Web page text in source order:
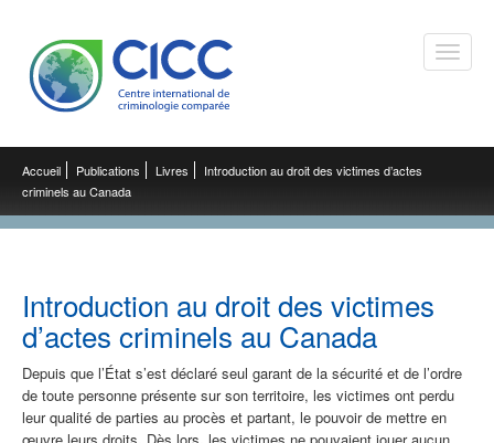
Toggle
Accueil Publications Livres
Introduction au droit des victimes d’actes
criminels au Canada
Introduction au droit des victimes
d’actes criminels au Canada
Depuis que l’État s’est déclaré seul garant de la sécurité et de l’ordre
de toute personne présente sur son territoire, les victimes ont perdu
leur qualité de parties au procès et partant, le pouvoir de mettre en